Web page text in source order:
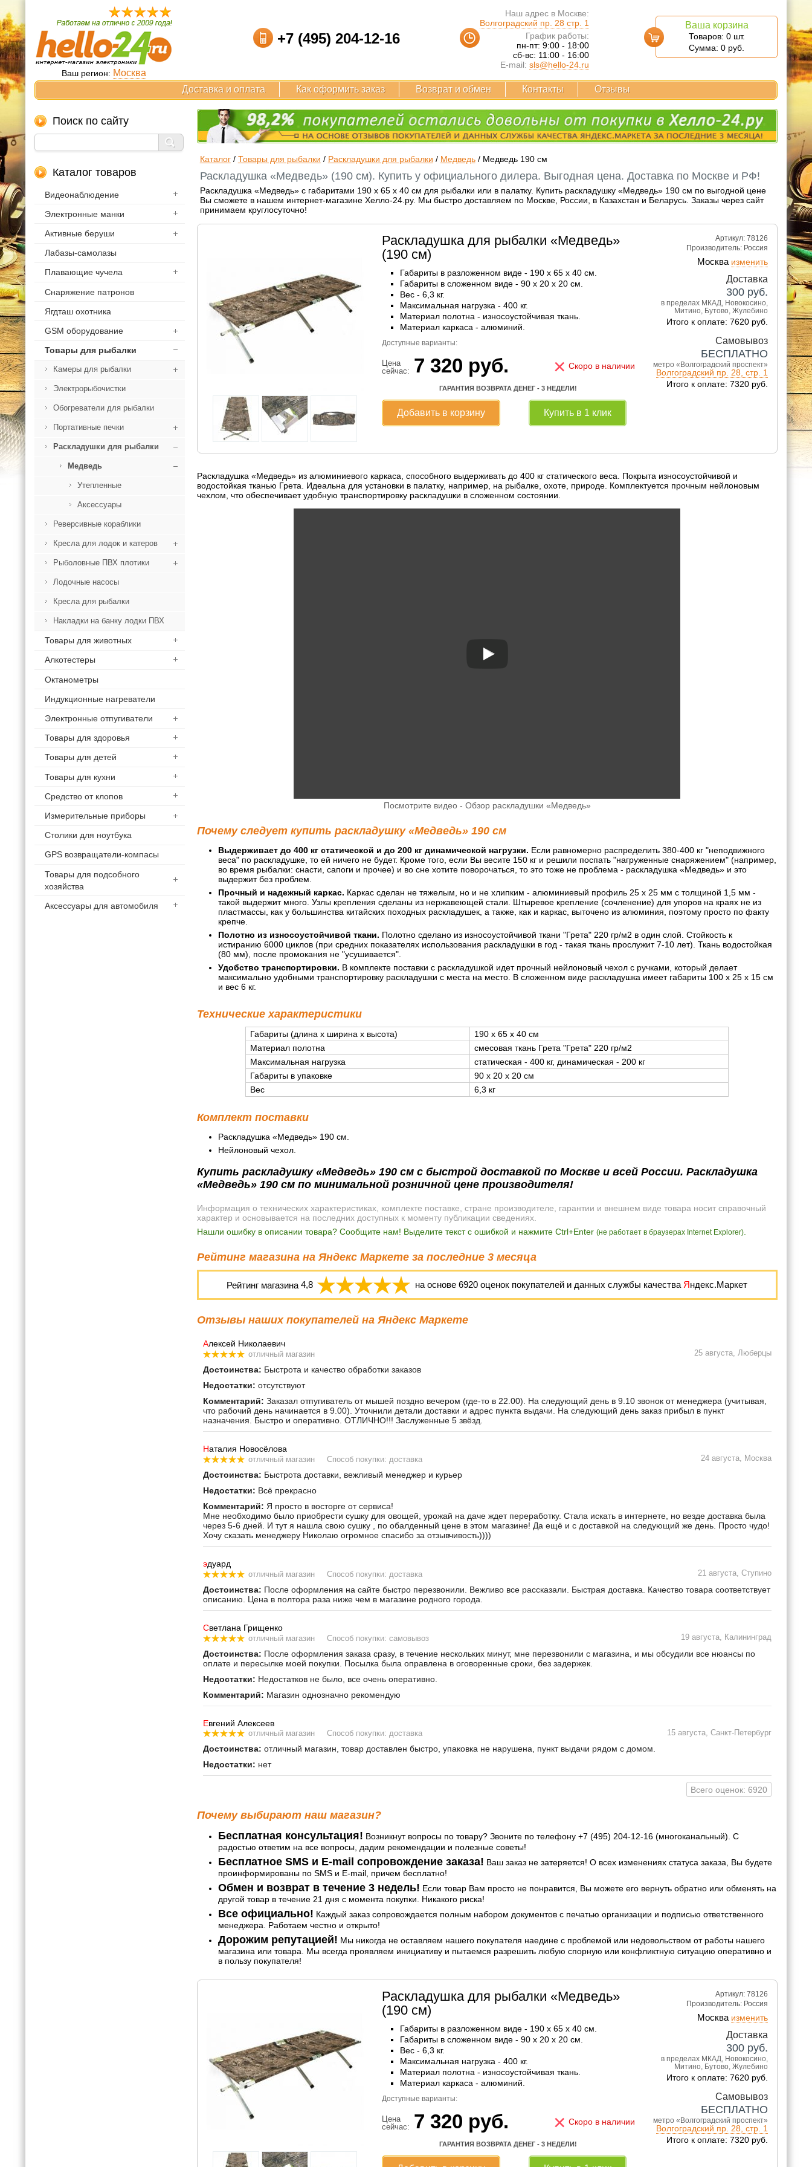
Ваш регион: Москва
+7 (495) 204-12-16
Наш адрес в Москве:
Волгоградский пр. 28 стр. 1
График работы:
пн-пт: 9:00 - 18:00
сб-вс: 11:00 - 16:00
E-mail: sls@hello-24.ru
Ваша корзина
Товаров: 0 шт.
Сумма: 0 руб.
Доставка и оплата Как оформить заказ Возврат и обмен Контакты Отзывы
Поиск по сайту
Каталог товаров
Видеонаблюдение
Электронные манки
Активные беруши
Лабазы-самолазы
Плавающие чучела
Снаряжение патронов
Ягдташ охотника
GSM оборудование
Товары для рыбалки
Камеры для рыбалки
Электрорыбочистки
Обогреватели для рыбалки
Портативные печки
Раскладушки для рыбалки
Медведь
Утепленные
Аксессуары
Реверсивные кораблики
Кресла для лодок и катеров
Рыболовные ПВХ плотики
Лодочные насосы
Кресла для рыбалки
Накладки на банку лодки ПВХ
Товары для животных
Алкотестеры
Октанометры
Индукционные нагреватели
Электронные отпугиватели
Товары для здоровья
Товары для детей
Товары для кухни
Средство от клопов
Измерительные приборы
Столики для ноутбука
GPS возвращатели-компасы
Товары для подсобного
хозяйства
Аксессуары для автомобиля
Каталог/ Товары для рыбалки / Раскладушки для рыбалки / Медведь/ Медведь 190 см
Раскладушка «Медведь» (190 см). Купить у официального дилера. Выгодная цена. Доставка по Москве и РФ!
Раскладушка «Медведь» с габаритами 190 x 65 x 40 см для рыбалки или в палатку. Купить раскладушку «Медведь» 190 см по выгодной цене
Вы сможете в нашем интернет-магазине Хелло-24.ру. Мы быстро доставляем по Москве, России, в Казахстан и Беларусь. Заказы через сайт
принимаем круглосуточно!
Артикул: 78126
Производитель: Россия
Москва изменить
Доставка
300 руб.
в пределах МКАД, Новокосино,
Митино, Бутово, Жулебино
Итого к оплате: 7620 руб.
Самовывоз
БЕСПЛАТНО
метро «Волгоградский проспект»
Волгоградский пр. 28, стр. 1
Итого к оплате: 7320 руб.
Раскладушка для рыбалки «Медведь»
(190 см)
Габариты в разложенном виде - 190 x 65 x 40 см.
Габариты в сложенном виде - 90 x 20 x 20 см.
Вес - 6,3 кг.
Максимальная нагрузка - 400 кг.
Материал полотна - износоустойчивая ткань.
Материал каркаса - алюминий.
Доступные варианты:
Цена
сейчас: 7 320 руб. × Скоро в наличии
ГАРАНТИЯ ВОЗВРАТА ДЕНЕГ - 3 НЕДЕЛИ!
Добавить в корзину Купить в 1 клик
Раскладушка «Медведь» из алюминиевого каркаса, способного выдерживать до 400 кг статического веса. Покрыта износоустойчивой и
водостойкая тканью Грета. Идеальна для установки в палатку, например, на рыбалке, охоте, природе. Комплектуется прочным нейлоновым
чехлом, что обеспечивает удобную транспортировку раскладушки в сложенном состоянии.
Посмотрите видео - Обзор раскладушки «Медведь»
Почему следует купить раскладушку «Медведь» 190 см
Выдерживает до 400 кг статической и до 200 кг динамической нагрузки. Если равномерно распределить 380-400 кг "неподвижного
веса" по раскладушке, то ей ничего не будет. Кроме того, если Вы весите 150 кг и решили поспать "нагруженные снаряжением" (например,
во время рыбалки: снасти, сапоги и прочее) и во сне хотите поворочаться, то это тоже не проблема - раскладушка «Медведь» и это
выдержит без проблем.
Прочный и надежный каркас. Каркас сделан не тяжелым, но и не хлипким - алюминиевый профиль 25 x 25 мм с толщиной 1,5 мм -
такой выдержит много. Узлы крепления сделаны из нержавеющей стали. Штыревое крепление (сочленение) для упоров на краях не из
пластмассы, как у большинства китайских походных раскладушек, а также, как и каркас, выточено из алюминия, поэтому просто по факту
крепче.
Полотно из износоустойчивой ткани. Полотно сделано из износоустойчивой ткани "Грета" 220 гр/м2 в один слой. Стойкость к
истиранию 6000 циклов (при средних показателях использования раскладушки в год - такая ткань прослужит 7-10 лет). Ткань водостойкая
(80 мм), после промокания не "усушивается".
Удобство транспортировки. В комплекте поставки с раскладушкой идет прочный нейлоновый чехол с ручками, который делает
максимально удобными транспортировку раскладушки с места на место. В сложенном виде раскладушка имеет габариты 100 x 25 x 15 см
и вес 6 кг.
Технические характеристики
Габариты (длина x ширина x высота)
190 x 65 x 40 см
Материал полотна
смесовая ткань Грета "Грета" 220 гр/м2
Максимальная нагрузка
статическая - 400 кг, динамическая - 200 кг
Габариты в упаковке
90 x 20 x 20 см
Вес
6,3 кг
Комплект поставки
Раскладушка «Медведь» 190 см.
Нейлоновый чехол.
Купить раскладушку «Медведь» 190 см с быстрой доставкой по Москве и всей России. Раскладушка
«Медведь» 190 см по минимальной розничной цене производителя!
Информация о технических характеристиках, комплекте поставке, стране производителе, гарантии и внешнем виде товара носит справочный
характер и основывается на последних доступных к моменту публикации сведениях.
Нашли ошибку в описании товара? Сообщите нам! Выделите текст с ошибкой и нажмите Ctrl+Enter (не работает в браузерах Internet Explorer).
Рейтинг магазина на Яндекс Маркете за последние 3 месяца
Рейтинг магазина 4,8 на основе6920 оценок покупателей и данных службы качества Яндекс.Маркет
Отзывы наших покупателей на Яндекс Маркете
Алексей Николаевич
отличный магазин 25 августа, Люберцы
Достоинства: Быстрота и качество обработки заказов
Недостатки: отсутствуют
Комментарий: Заказал отпугиватель от мышей поздно вечером (где-то в 22.00). На следующий день в 9.10 звонок от менеджера (учитывая,
что рабочий день начинается в 9.00). Уточнили детали доставки и адрес пункта выдачи. На следующий день заказ прибыл в пункт
назначения. Быстро и оперативно. ОТЛИЧНО!!! Заслуженные 5 звёзд.
Наталия Новосёлова
отличный магазин Способ покупки: доставка 24 августа, Москва
Достоинства: Быстрота доставки, вежливый менеджер и курьер
Недостатки: Всё прекрасно
Комментарий: Я просто в восторге от сервиса!
Мне необходимо было приобрести сушку для овощей, урожай на даче ждет переработку. Стала искать в интернете, но везде доставка была
через 5-6 дней. И тут я нашла свою сушку , по обалденный цене в этом магазине! Да ещё и с доставкой на следующий же день. Просто чудо!
Хочу сказать менеджеру Николаю огромное спасибо за отзывчивость))))
эдуард
отличный магазин Способ покупки: доставка 21 августа, Ступино
Достоинства: После оформления на сайте быстро перезвонили. Вежливо все рассказали. Быстрая доставка. Качество товара соответствует
описанию. Цена в полтора раза ниже чем в магазине родного города.
Светлана Грищенко
отличный магазин Способ покупки: самовывоз 19 августа, Калининград
Достоинства: После оформления заказа сразу, в течение нескольких минут, мне перезвонили с магазина, и мы обсудили все нюансы по
оплате и пересылке моей покупки. Посылка была оправлена в оговоренные сроки, без задержек.
Недостатки: Недостатков не было, все очень оперативно.
Комментарий: Магазин однозначно рекомендую
Евгений Алексеев
отличный магазин Способ покупки: доставка 15 августа, Санкт-Петербург
Достоинства: отличный магазин, товар доставлен быстро, упаковка не нарушена, пункт выдачи рядом с домом.
Недостатки: нет
Всего оценок: 6920
Почему выбирают наш магазин?
Бесплатная консультация! Возникнут вопросы по товару? Звоните по телефону +7 (495) 204-12-16 (многоканальный). С
радостью ответим на все вопросы, дадим рекомендации и полезные советы!
Бесплатное SMS и E-mail сопровождение заказа! Ваш заказ не затеряется! О всех изменениях статуса заказа, Вы будете
проинформированы по SMS и E-mail, причем бесплатно!
Обмен и возврат в течение 3 недель! Если товар Вам просто не понравится, Вы можете его вернуть обратно или обменять на
другой товар в течение 21 дня с момента покупки. Никакого риска!
Все официально! Каждый заказ сопровождается полным набором документов с печатью организации и подписью ответственного
менеджера. Работаем честно и открыто!
Дорожим репутацией! Мы никогда не оставляем нашего покупателя наедине с проблемой или недовольством от работы нашего
магазина или товара. Мы всегда проявляем инициативу и пытаемся разрешить любую спорную или конфликтную ситуацию оперативно и
в пользу покупателя!
Артикул: 78126
Производитель: Россия
Москва изменить
Доставка
300 руб.
в пределах МКАД, Новокосино,
Митино, Бутово, Жулебино
Итого к оплате: 7620 руб.
Самовывоз
БЕСПЛАТНО
метро «Волгоградский проспект»
Волгоградский пр. 28, стр. 1
Итого к оплате: 7320 руб.
Раскладушка для рыбалки «Медведь»
(190 см)
Габариты в разложенном виде - 190 x 65 x 40 см.
Габариты в сложенном виде - 90 x 20 x 20 см.
Вес - 6,3 кг.
Максимальная нагрузка - 400 кг.
Материал полотна - износоустойчивая ткань.
Материал каркаса - алюминий.
Доступные варианты:
Цена
сейчас: 7 320 руб. × Скоро в наличии
ГАРАНТИЯ ВОЗВРАТА ДЕНЕГ - 3 НЕДЕЛИ!